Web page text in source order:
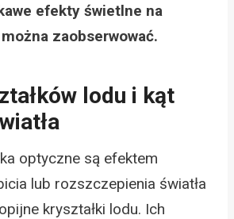
efekty świetlne na
zaobserwować.
lodu i kąt
optyczne są efektem
lub rozszczepienia światła
kryształki lodu. Ich